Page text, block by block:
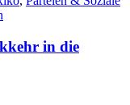
in die